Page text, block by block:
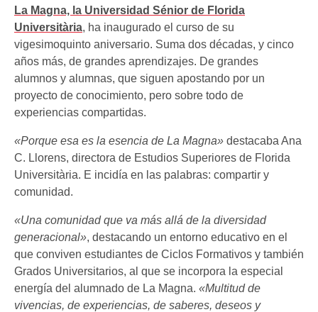
La Magna, la Universidad Sénior de Florida
Universitària, ha inaugurado el curso de su
vigesimoquinto aniversario. Suma dos décadas, y cinco
años más, de grandes aprendizajes. De grandes
alumnos y alumnas, que siguen apostando por un
proyecto de conocimiento, pero sobre todo de
experiencias compartidas.
«Porque esa es la esencia de La Magna» destacaba Ana
C. Llorens, directora de Estudios Superiores de Florida
Universitària. E incidía en las palabras: compartir y
comunidad.
«Una comunidad que va más allá de la diversidad
generacional», destacando un entorno educativo en el
que conviven estudiantes de Ciclos Formativos y también
Grados Universitarios, al que se incorpora la especial
energía del alumnado de La Magna. «Multitud de
vivencias, de experiencias, de saberes, deseos y